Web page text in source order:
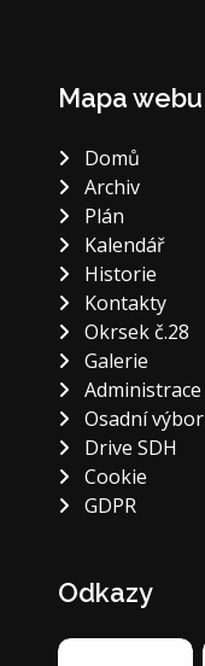
Mapa webu
Domů
Archiv
Plán
Kalendář
Historie
Kontakty
Okrsek č.28
Galerie
Administrace
Osadní výbor
Drive SDH
Cookie
GDPR
Odkazy